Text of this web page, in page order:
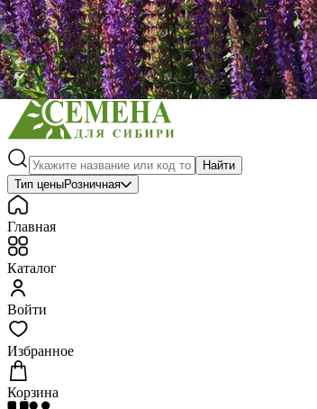
Консервирование
Средства защиты, удобрения, добавки, химия
Обустройство сада, декор
Найти
Тип ценыРозничная
Главная
Каталог
Войти
Избранное
Корзина